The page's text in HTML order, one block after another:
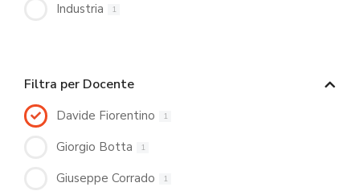
Industria 1
Filtra per Docente
Davide Fiorentino 1
Giorgio Botta 1
Giuseppe Corrado 1